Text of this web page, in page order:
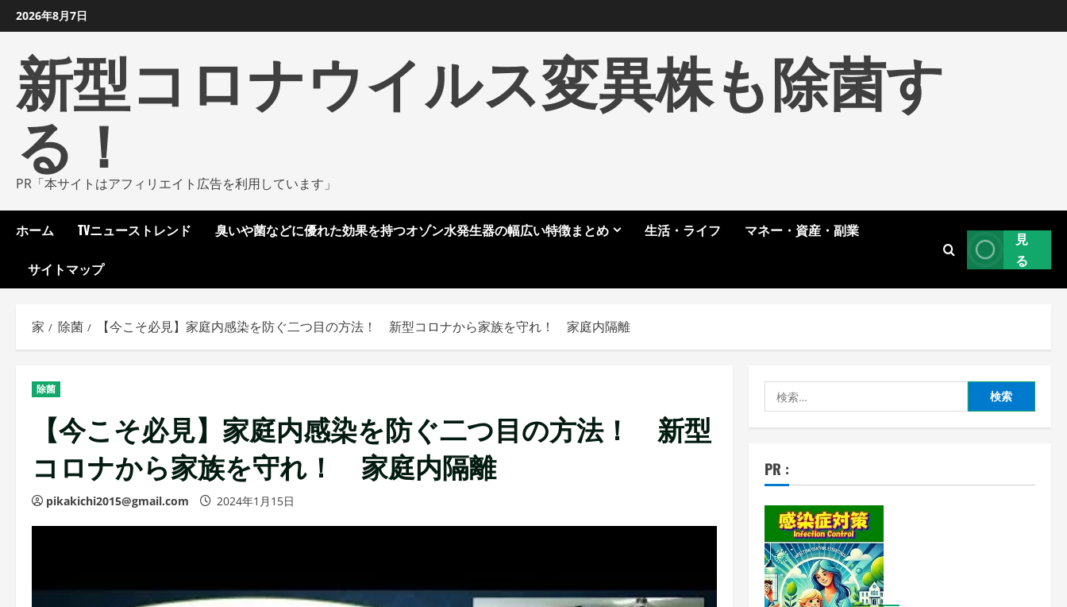
ン
2026年8月7日
新型コロナウイルス変異株も除菌す
る！
PR「本サイトはアフィリエイト広告を利用しています」
ホーム TVニューストレンド 臭いや菌などに優れた効果を持つオゾン水発生器の幅広い特徴まとめ 生活・ライフ マネー・資産・副業
サイトマップ
見
る
家 除菌 【今こそ必見】家庭内感染を防ぐ二つ目の方法！ 新型コロナから家族を守れ！ 家庭内隔離
除菌
【今こそ必見】家庭内感染を防ぐ二つ目の方法！ 新型
コロナから家族を守れ！ 家庭内隔離
pikakichi2015@gmail.com 2024年1月15日
索:
PR :